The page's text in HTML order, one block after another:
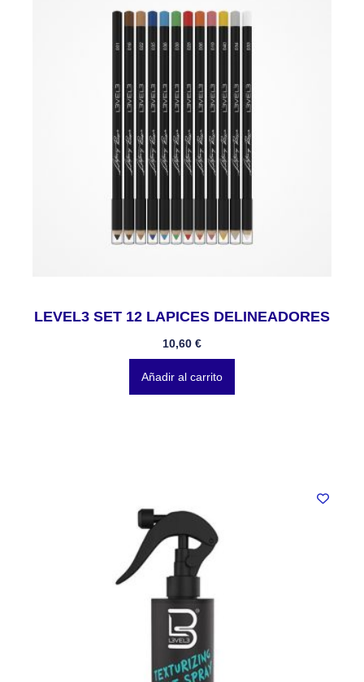
LEVEL3 SET 12 LAPICES DELINEADORES
10,60 €
Añadir al carrito